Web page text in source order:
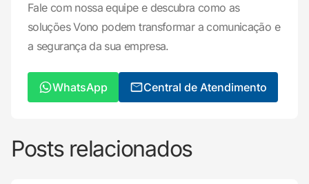
Fale com nossa equipe e descubra como as
soluções Vono podem transformar a comunicação e
a segurança da sua empresa.
WhatsApp Central de Atendimento
Posts relacionados